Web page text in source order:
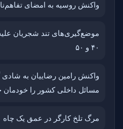
واکنش روسیه به امضای
موضع‌گیری‌های تند شجریان
۴۰ و ۵۰
واکنش رامین رضاییان به شادی
مسائل داخلی کشور را خودمان
مرگ تلخ کارگر در عمق یک چاه